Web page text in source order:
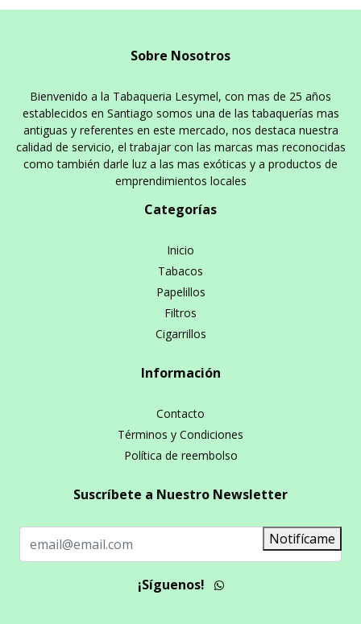
Sobre Nosotros
Bienvenido a la Tabaqueria Lesymel, con mas de 25 años
establecidos en Santiago somos una de las tabaquerías mas
antiguas y referentes en este mercado, nos destaca nuestra
calidad de servicio, el trabajar con las marcas mas reconocidas
como también darle luz a las mas exóticas y a productos de
emprendimientos locales
Categorías
Inicio
Tabacos
Papelillos
Filtros
Cigarrillos
Información
Contacto
Términos y Condiciones
Política de reembolso
Suscríbete a Nuestro Newsletter
Notifícame
¡Síguenos!